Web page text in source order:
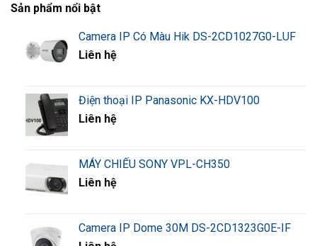
Sản phẩm nổi bật
Camera IP Có Màu Hik DS-2CD1027G0-LUF
Liên hệ
Điện thoại IP Panasonic KX-HDV100
Liên hệ
MÁY CHIẾU SONY VPL-CH350
Liên hệ
Camera IP Dome 30M DS-2CD1323G0E-IF